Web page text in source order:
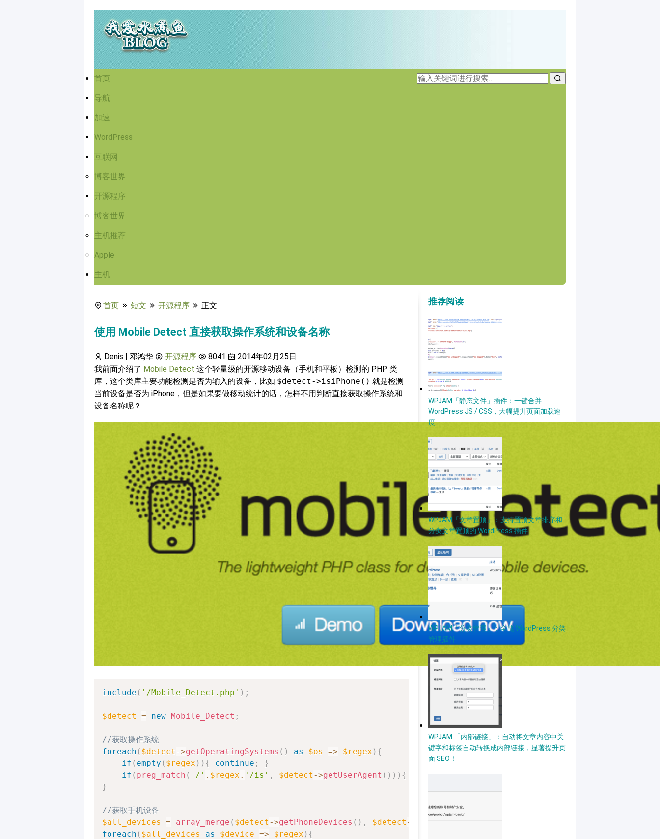
首页
导航
加速
WordPress
互联网
博客世界
开源程序
博客世界
主机推荐
Apple
主机
首页 短文 开源程序 正文
使用 Mobile Detect 直接获取操作系统和设备名称
Denis | 邓鸿华 开源程序 8041
2014年02月25日
我前面介绍了 Mobile Detect 这个轻量级的开源移动设备（手机和平板）检测的 PHP 类
库，这个类库主要功能检测是否为输入的设备，比如 $detect->isiPhone() 就是检测
当前设备是否为 iPhone，但是如果要做移动统计的话，怎样不用判断直接获取操作系统和
设备名称呢？
include ( '/Mobile_Detect.php' ) ;
$detect = new Mobile_Detect ;
//获取操作系统
foreach ( $detect ->getOperatingSystems ( ) as $os => $regex ) {
if ( empty ( $regex ) ) { continue ;
}
if ( preg_match ( '/' . $regex . '/is' , $detect ->getUserAgent ( ) ) ) {
}
//获取手机设备
$all_devices
= array_merge ( $detect ->getPhoneDevices ( ) , $detect ->
foreach ( $all_devices as $device => $regex ) {
推荐阅读
WPJAM「静态文件」插件：一键合并
WordPress JS / CSS，大幅提升页面加载速
度
WPJAM「文章置顶」：支持置顶文章排序和
分类文章置顶的 WordPress 插件
WPJAM「分类管理」：全能 WordPress 分类
管理插件
WPJAM 「内部链接」：自动将文章内容中关
键字和标签自动转换成内部链接，显著提升页
面 SEO！